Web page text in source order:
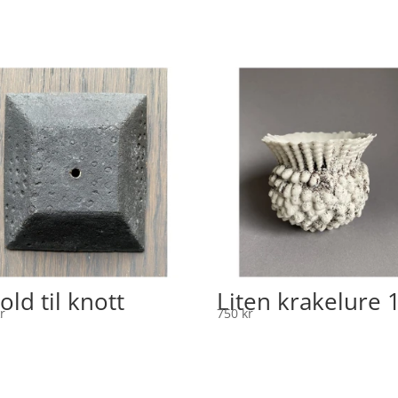
til knott Liten krakelure 1
750kr